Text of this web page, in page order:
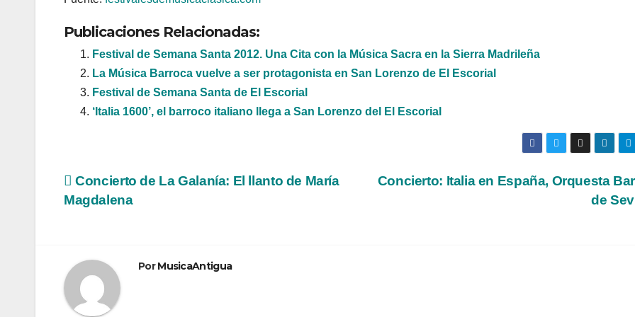
Publicaciones Relacionadas:
Festival de Semana Santa 2012. Una Cita con la Música Sacra en la Sierra Madrileña
La Música Barroca vuelve a ser protagonista en San Lorenzo de El Escorial
Festival de Semana Santa de El Escorial
‘Italia 1600’, el barroco italiano llega a San Lorenzo del El Escorial
Navegación
de
Concierto: Italia en España, Orquesta
de
Concierto de La Galanía: El llanto de María
Magdalena
PorMusicaAntigua